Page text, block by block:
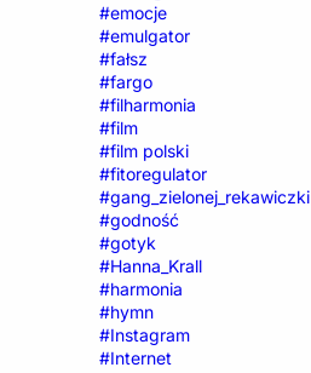
#emocje
#emulgator
#fałsz
#fargo
#filharmonia
#film
#film polski
#fitoregulator
#gang_zielonej_rekawiczki
#godność
#gotyk
#Hanna_Krall
#harmonia
#hymn
#Instagram
#Internet